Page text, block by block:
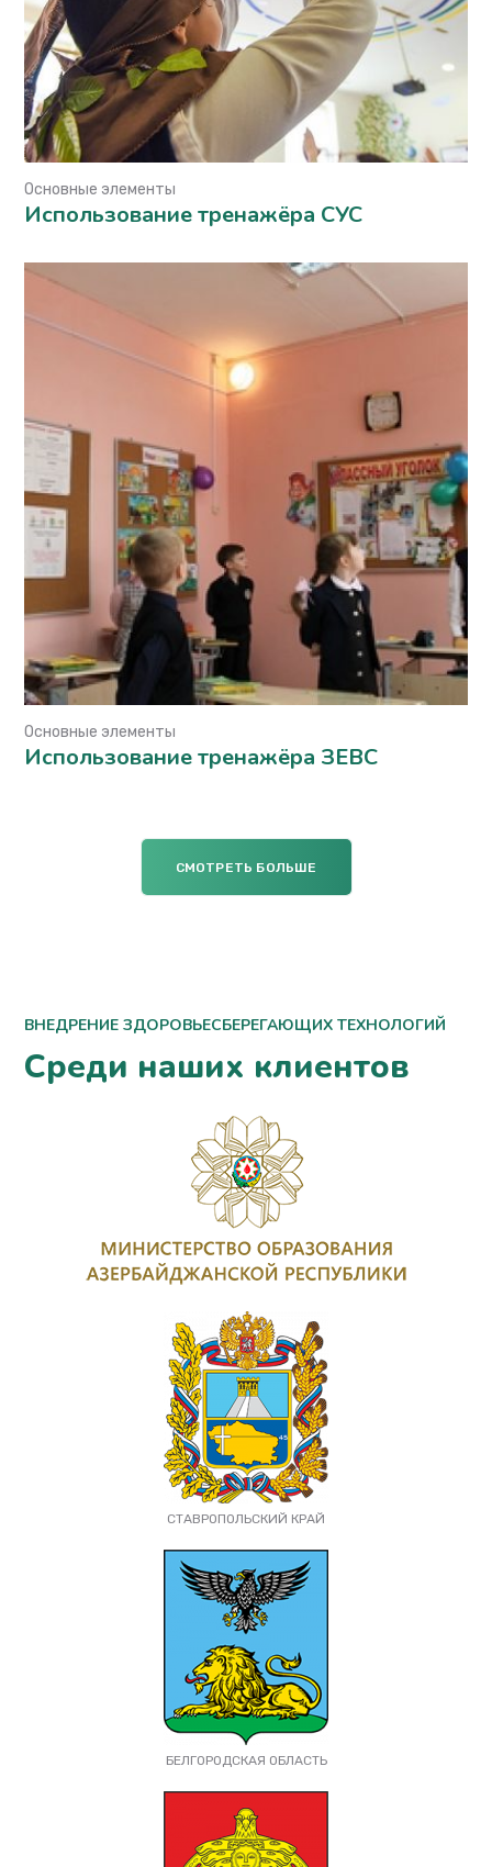
Использование тренажёра СУС
Основные элементы
Использование тренажёра ЗЕВС
Основные элементы
СМОТРЕТЬ БОЛЬШЕ
ВНЕДРЕНИЕ ЗДОРОВЬЕСБЕРЕГАЮЩИХ ТЕХНОЛОГИЙ
Среди наших клиентов
СТАВРОПОЛЬСКИЙ КРАЙ
БЕЛГОРОДСКАЯ ОБЛАСТЬ